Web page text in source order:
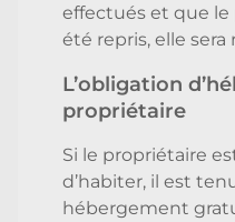
effectués et que le
été repris, elle sera
L’obligation
propriétaire
Si le propriétaire
d’habiter, il est
hébergement